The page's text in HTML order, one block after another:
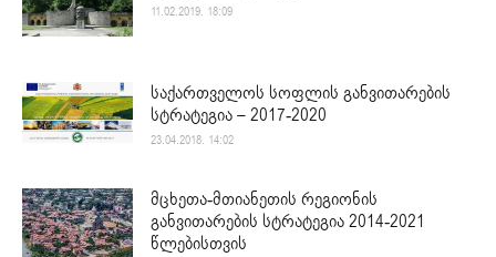
11.02.2019. 18:09
საქართველოს სოფლის განვითარების
სტრატეგია – 2017-2020
23.04.2018. 14:02
მცხეთა-მთიანეთის რეგიონის
განვითარების სტრატეგია 2014-2021
წლებისთვის